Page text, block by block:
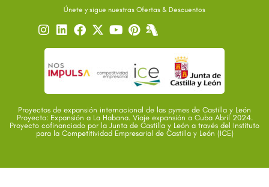
Únete y sigue nuestras Ofertas & Descuentos
Proyectos de expansión internacional de las pymes de Castilla y León
Proyecto: Expansión a La Habana. Viaje expansión a Cuba Abril 2024.
Proyecto cofinanciado por la Junta de Castilla y León a través del Instituto
para la Competitividad Empresarial de Castilla y León (ICE)